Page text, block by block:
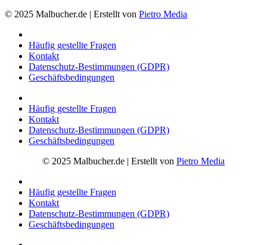
© 2025 Malbucher.de | Erstellt von Pietro Media
Häufig gestellte Fragen
Kontakt
Datenschutz-Bestimmungen (GDPR)
Geschäftsbedingungen
Häufig gestellte Fragen
Kontakt
Datenschutz-Bestimmungen (GDPR)
Geschäftsbedingungen
© 2025 Malbucher.de | Erstellt von Pietro Media
Häufig gestellte Fragen
Kontakt
Datenschutz-Bestimmungen (GDPR)
Geschäftsbedingungen